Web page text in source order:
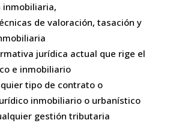
inmobiliaria,
de valoración, tasación y
jurídica actual que rige el
e inmobiliario
tipo de contrato o
inmobiliario o urbanístico
gestión tributaria